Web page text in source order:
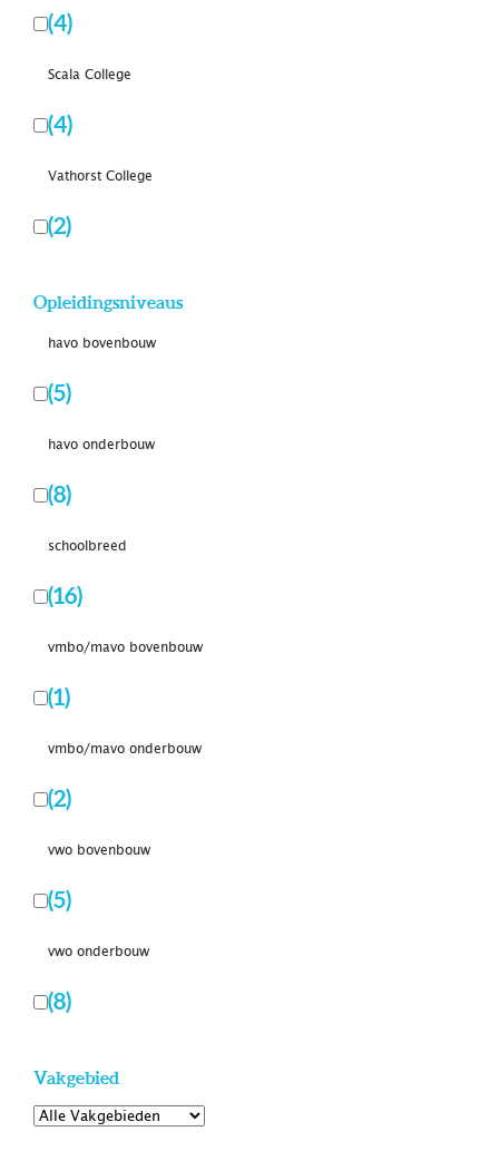
(4)
Scala College
(4)
Vathorst College
(2)
Opleidingsniveaus
havo bovenbouw
(5)
havo onderbouw
(8)
schoolbreed
(16)
vmbo/mavo bovenbouw
(1)
vmbo/mavo onderbouw
(2)
vwo bovenbouw
(5)
vwo onderbouw
(8)
Vakgebied